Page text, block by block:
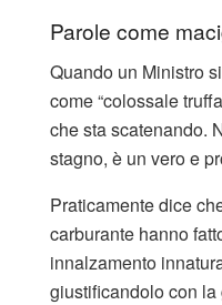
Parole come
Quando un Ministro
come “colossale
che sta scatenando.
stagno, è un vero e
Praticamente dice
carburante hanno
innalzamento
giustificandolo con